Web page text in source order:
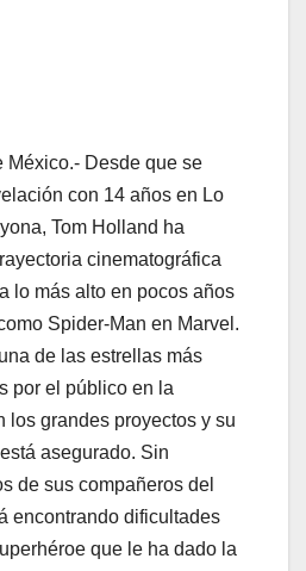
México.- Desde que se
con 14 años en Lo
Tom Holland ha
cinematográfica
lo más alto en pocos años
Spider-Man en Marvel.
de las estrellas más
por el público en la
los grandes proyectos y su
asegurado. Sin
de sus compañeros del
encontrando dificultades
que le ha dado la